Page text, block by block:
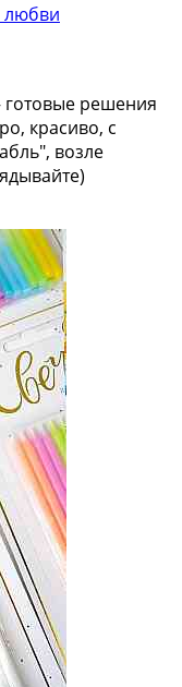
любви
решения
красиво, с
возле